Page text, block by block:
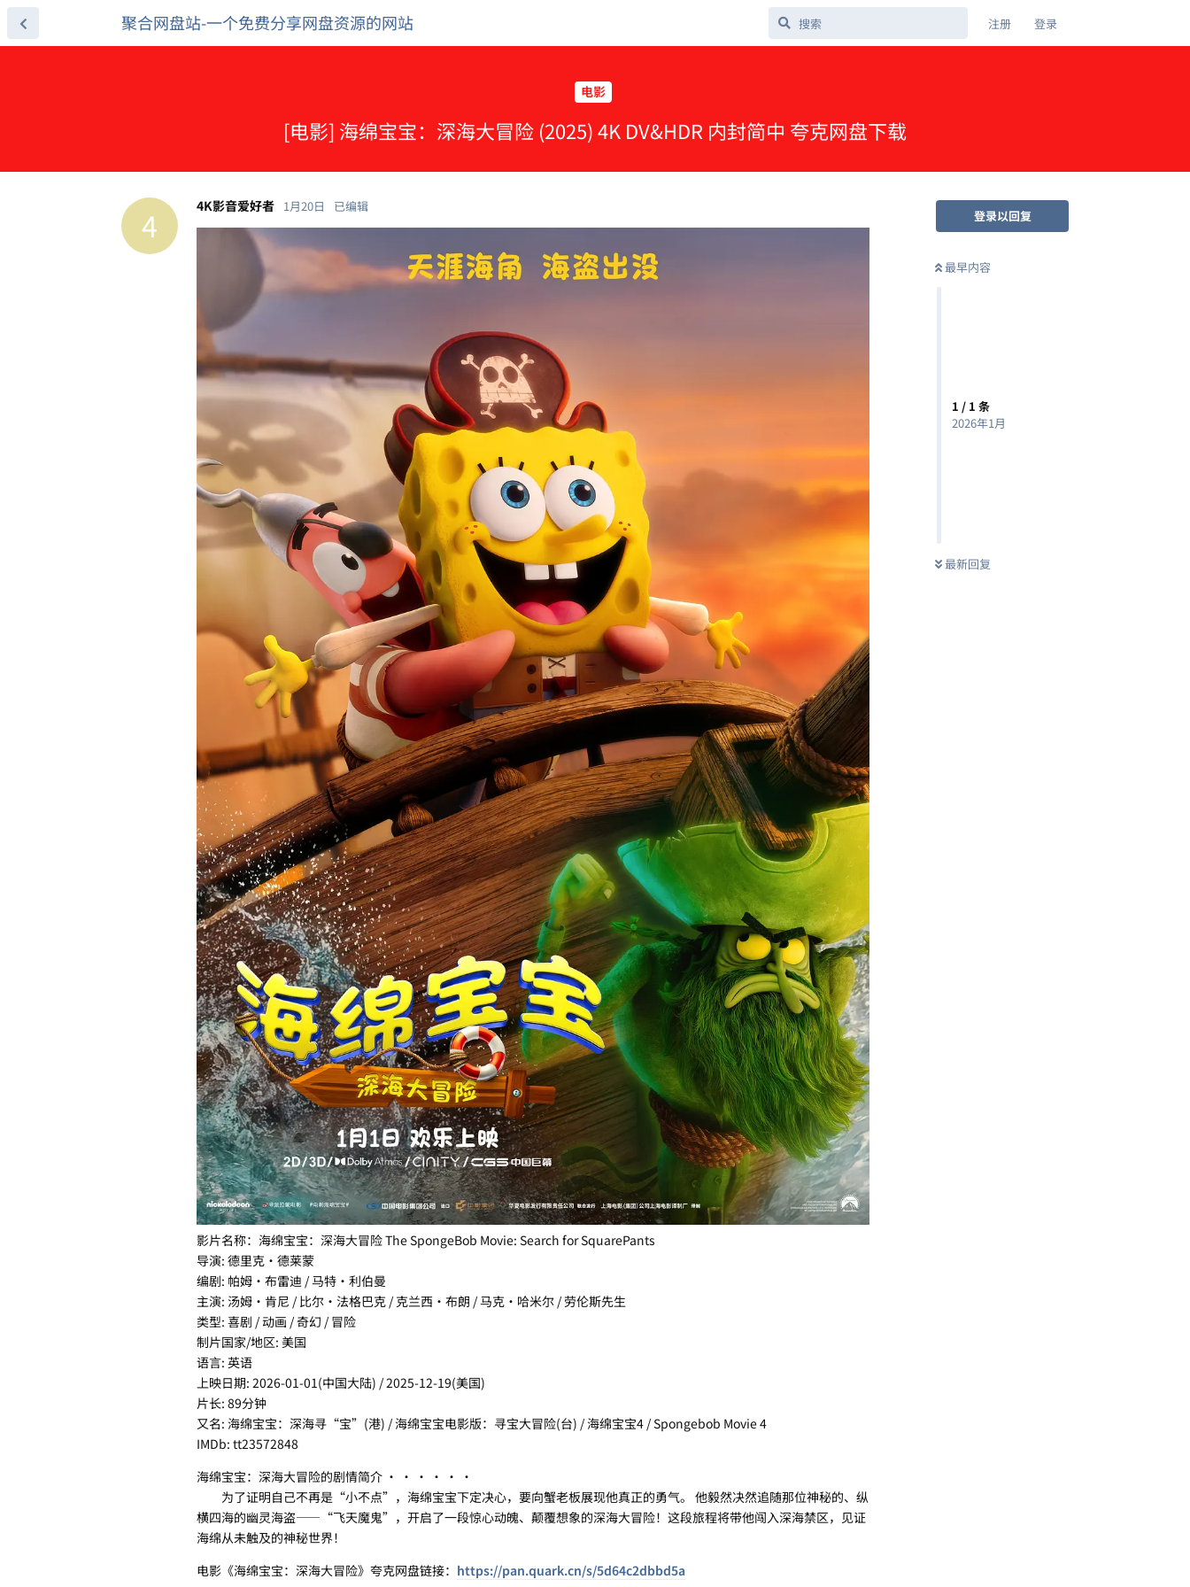
聚合网盘站-一个免费分享网盘资源的网站 注册 登录
电影
[电影] 海绵宝宝：深海大冒险 (2025) 4K DV&HDR 内封简中 夸克网盘下载
登录以回复
最早内容
1 / 1 条
2026年1月
最新回复
4 4K影音爱好者 1月20日 已编辑
影片名称：海绵宝宝：深海大冒险 The SpongeBob Movie: Search for SquarePants
导演: 德里克·德莱蒙
编剧: 帕姆·布雷迪 / 马特·利伯曼
主演: 汤姆·肯尼 / 比尔·法格巴克 / 克兰西·布朗 / 马克·哈米尔 / 劳伦斯先生
类型: 喜剧 / 动画 / 奇幻 / 冒险
制片国家/地区: 美国
语言: 英语
上映日期: 2026-01-01(中国大陆) / 2025-12-19(美国)
片长: 89分钟
又名: 海绵宝宝：深海寻“宝”(港) / 海绵宝宝电影版：寻宝大冒险(台) / 海绵宝宝4 / Spongebob Movie 4
IMDb: tt23572848
海绵宝宝：深海大冒险的剧情简介 · · · · · ·
为了证明自己不再是“小不点”，海绵宝宝下定决心，要向蟹老板展现他真正的勇气。 他毅然决然追随那位神秘的、纵
横四海的幽灵海盗——“飞天魔鬼”，开启了一段惊心动魄、颠覆想象的深海大冒险！这段旅程将带他闯入深海禁区，见证
海绵从未触及的神秘世界！
电影《海绵宝宝：深海大冒险》夸克网盘链接： https://pan.quark.cn/s/5d64c2dbbd5a